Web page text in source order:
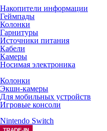
Накопители информации
Геймпады
Колонки
Гарнитуры
Источники питания
Кабели
Камеры
Носимая электроника
Колонки
Экшн-камеры
Для мобильных устройств
Игровые консоли
Nintendo Switch